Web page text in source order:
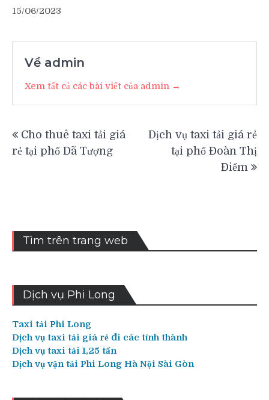
15/06/2023
Về admin
Xem tất cả các bài viết của admin →
hướng
Cho thuê taxi tải giá
rẻ tại phố Dã Tượng
Dịch vụ taxi tải giá rẻ
tại phố Đoàn Thị
Điểm
Tìm trên trang web
Dịch vụ Phi Long
Taxi tải Phi Long
Dịch vụ taxi tải giá rẻ đi các tỉnh thành
Dịch vụ taxi tải 1,25 tấn
Dịch vụ vận tải Phi Long Hà Nội Sài Gòn